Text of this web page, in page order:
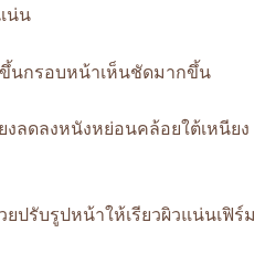
น่น
นกรอบหน้าเห็นชัดมากขึ้น
ลดลงหนังหย่อนคล้อยใต้เหนียง
รับรูปหน้าให้เรียวผิวแน่นเฟิร์ม